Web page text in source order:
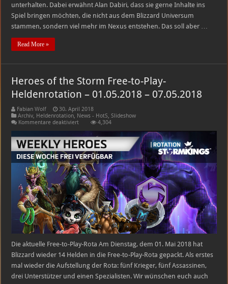
unterhalten. Dabei erwähnt Alan Dabiri, dass sie gerne Inhalte ins
Spiel bringen möchten, die nicht aus dem Blizzard Universum
stammen, sondern viel mehr im Nexus entstehen. Das soll aber …
Read More »
Heroes of the Storm Free-to-Play-
Heldenrotation – 01.05.2018 – 07.05.2018
Fabian Wolf
30. April 2018
Archiv, Heldenrotation, News - HotS,Slideshow
Kommentare deaktiviertfür
of
the
Storm
Free-
to-
Play-
Heldenrotation
–
01.05.2018
–
07.05.2018
4,304
Die aktuelle Free-to-Play-Rota Am Dienstag, dem 01. Mai 2018 hat
Blizzard wieder 14 Helden in die Free-to-Play-Rota gepackt. Als erstes
mal wieder die Aufstellung der Rota: fünf Krieger, fünf Assassinen,
drei Unterstützer und einen Spezialisten. Wir wünschen euch auch